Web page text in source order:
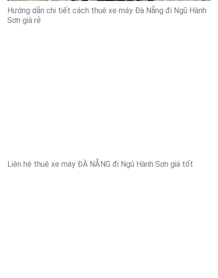
Hướng dẫn chi tiết cách thuê xe máy Đà Nẵng đi Ngũ Hành
Sơn giá rẻ
Liên hệ thuê xe máy ĐÀ NẴNG đi Ngũ Hành Sơn giá tốt